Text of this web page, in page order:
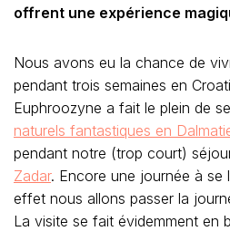
offrent une expérience
Nous avons eu la chance de
pendant trois semaines en
Euphroozyne a fait le plein de
naturels fantastiques en
pendant notre (trop court)
Zadar. Encore une journée à se
effet nous allons passer la
La visite se fait évidemment en